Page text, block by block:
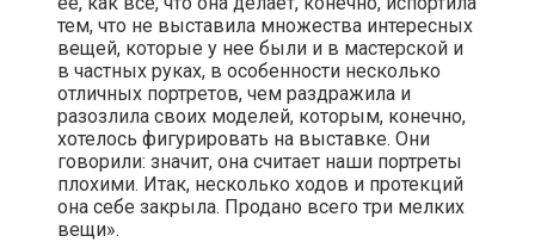
тем, что не выставила множества интересных
вещей, которые у нее были и в мастерской и
в частных руках, в особенности несколько
отличных портретов, чем раздражила и
разозлила своих моделей, которым, конечно,
хотелось фигурировать на выставке. Они
говорили: значит, она считает наши портреты
плохими. Итак, несколько ходов и протекций
она себе закрыла. Продано всего три мелких
вещи».